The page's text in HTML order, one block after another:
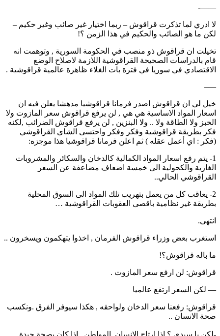
——-
لا ادري لما تذكرت قراقوش – ربما اختيار غير صائب وغير حكيم –
لكن ما هو الصائب والحكيم في هذا الزمن ؟!
تخيلت ان قراقوش ذو منصب في الحكومة السورية , وتوهمت انه
قام بالدراسات الصحيحة القراقوشية اللازمة لاصلاح الوضع
الاقتصادي في سوريا في فترة بات الغلاء ظاهرة عالمية قراقوشية .
—–
خيل لي ان قراقوش اصدر فرمانا قراقوشيا مدهشا يعلن فيه ان
اسعار المواد الاساسية هي هي , لن يرفع قراقوش سعر المازوت ولا
الخبز ولا الطاقة ولا .. ولا البنزين , لن يرفع قراقوش الضرائب ,لكنه
فكر بطريقة قراقوشية وفكر وفكر واحتسى الشاي القراقوشي
(فكر : اي أعمل عقله ) ثم اعلن فرمانا قراقوشيا هذا موجزه:
1- يتم رفع اسعار المواد الكمالية كالدخان والسكائر والمشروبات
الغازية والكحولية الى خمسة اضعاف مضاعفة عن السعر
القراقوشي الحالي..
2- يعاقب كل من يعمل بتهريب تلك المواد الى السوق المحلية
بطريقة غير نظامية باقصى العقوبات القراقوشية …
انتهى.
استغرب بعض وزراء قراقوش الفرمان , اخذوا يتهكمون ويسخرون ..
ما باله قراقوش؟!
قراقوش: لن ارفع سعر المازوت .
— لكن السعر ارتفع عالميا
قراقوش: رفعنا سعر الدخان ولواحقه , هكذا سيوفر الفرق .ونكسب
صحة الانسان ..
-لكن يا سيدي ؟ اذا ارتاح الانسان ,المواطن ..اذا كان بصحة جيدة ,